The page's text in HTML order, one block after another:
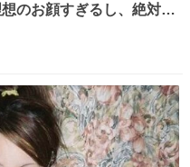
のお顔すぎるし、絶対モ